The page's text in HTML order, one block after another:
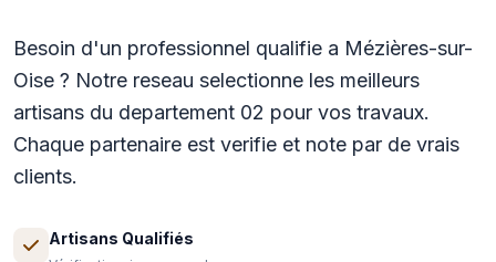
Besoin d'un professionnel qualifie a Mézières-sur-
Oise ? Notre reseau selectionne les meilleurs
artisans du departement 02 pour vos travaux.
Chaque partenaire est verifie et note par de vrais
clients.
Artisans Qualifiés